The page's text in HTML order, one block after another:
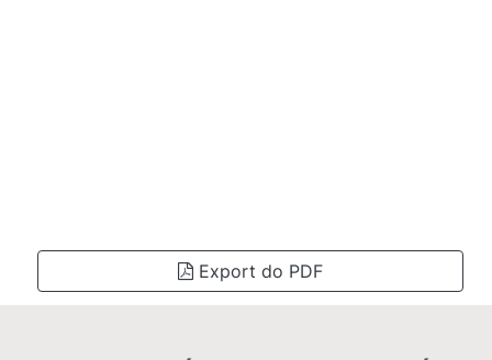
Export do PDF